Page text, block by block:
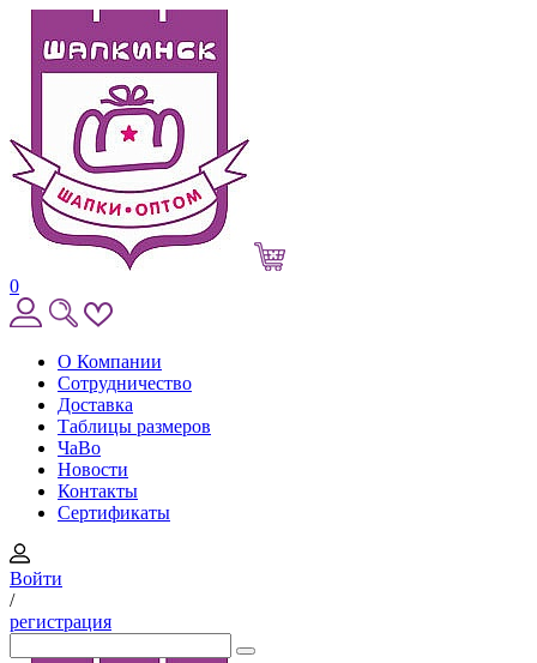
0
О Компании
Сотрудничество
Доставка
Таблицы размеров
ЧаВо
Новости
Контакты
Сертификаты
Войти
/
регистрация